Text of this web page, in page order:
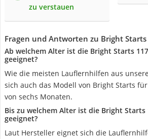
zu verstauen
Fragen und Antworten zu Bright Starts
Ab welchem Alter ist die Bright Starts
geeignet?
Wie die meisten Lauflernhilfen aus
sich auch das Modell von Bright Starts
von sechs Monaten.
Bis zu welchem Alter ist die Bright
geeignet?
Laut Hersteller eignet sich die